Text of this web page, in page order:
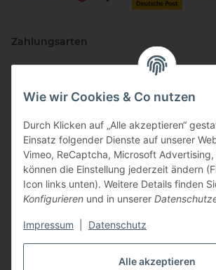
Alle akzeptieren
Wie wir Cookies & Co nutzen
Durch Klicken auf „Alle akzeptieren“
Einsatz folgender Dienste auf unserer
Vimeo, ReCaptcha, Microsoft Advertising,
können die Einstellung jederzeit ändern
Icon links unten). Weitere Details finden
Konfigurieren und in unserer
Impressum Datenschutz
Zahlungsarten
Vertriebspartner